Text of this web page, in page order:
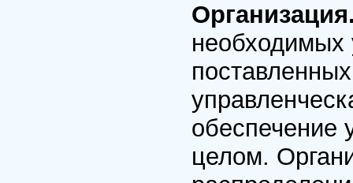
необходимых
обеспечение
целом.